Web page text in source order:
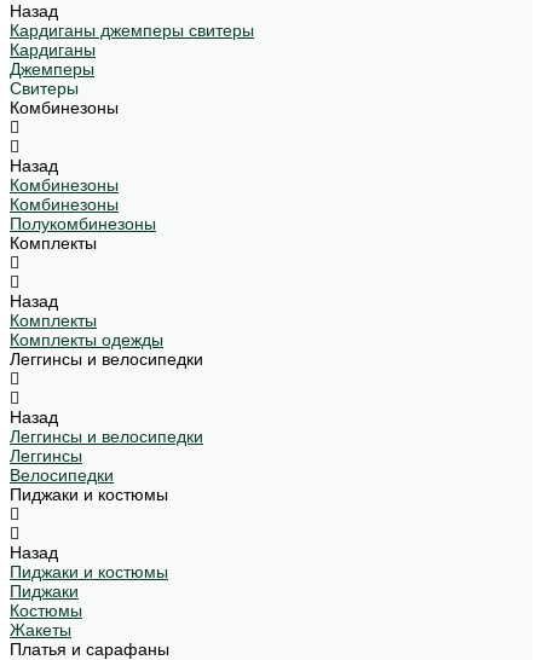
Назад
Кардиганы джемперы свитеры
Кардиганы
Джемперы
Свитеры
Комбинезоны
Назад
Комбинезоны
Комбинезоны
Полукомбинезоны
Комплекты
Назад
Комплекты
Комплекты одежды
Леггинсы и велосипедки
Назад
Леггинсы и велосипедки
Леггинсы
Велосипедки
Пиджаки и костюмы
Назад
Пиджаки и костюмы
Пиджаки
Костюмы
Жакеты
Платья и сарафаны